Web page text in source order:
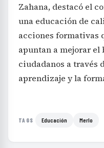
Zahana, destacó el
una educación de
acciones formativas
apuntan a mejorar el
ciudadanos a través
aprendizaje y la
TAGS Educación Merlo